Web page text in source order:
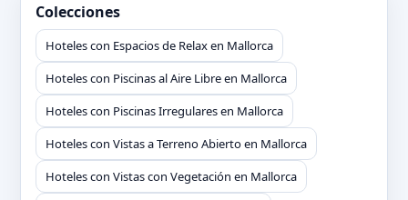
Colecciones
Hoteles con Espacios de Relax en Mallorca
Hoteles con Piscinas al Aire Libre en Mallorca
Hoteles con Piscinas Irregulares en Mallorca
Hoteles con Vistas a Terreno Abierto en Mallorca
Hoteles con Vistas con Vegetación en Mallorca